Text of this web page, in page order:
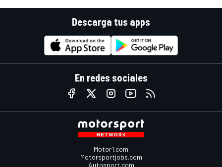
Descarga tus apps
En redes sociales
Motor1.com
Motorsportjobs.com
Autosport.com